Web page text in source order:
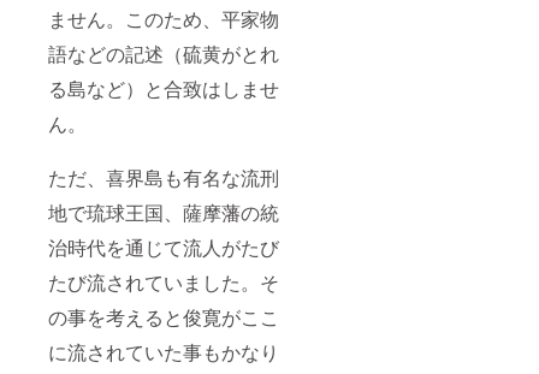
ません。このため、平家物
語などの記述（硫黄がとれ
る島など）と合致はしませ
ん。
ただ、喜界島も有名な流刑
地で琉球王国、薩摩藩の統
治時代を通じて流人がたび
たび流されていました。そ
の事を考えると俊寛がここ
に流されていた事もかなり